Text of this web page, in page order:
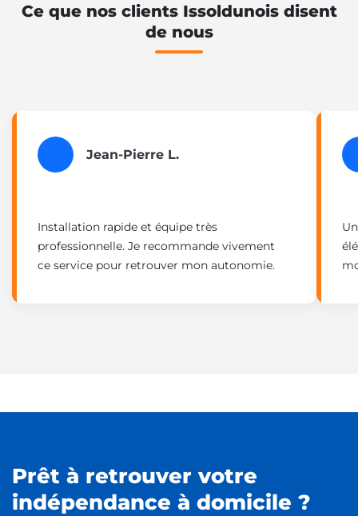
Ce que nos clients Issoldunois disent
de nous
Jean-Pierre L.
Installation rapide et équipe très
professionnelle. Je recommande vivement
ce service pour retrouver mon autonomie.
Prêt à retrouver votre
indépendance à domicile ?